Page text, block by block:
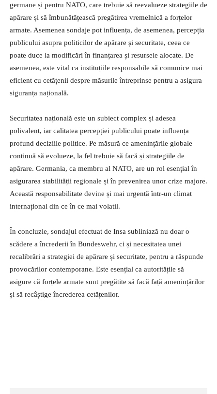
germane și pentru NATO, care trebuie să reevalueze strategiile de
apărare și să îmbunătățească pregătirea vremelnică a forțelor
armate. Asemenea sondaje pot influența, de asemenea, percepția
publicului asupra politicilor de apărare și securitate, ceea ce
poate duce la modificări în finanțarea și resursele alocate. De
asemenea, este vital ca instituțiile responsabile să comunice mai
eficient cu cetățenii despre măsurile întreprinse pentru a asigura
siguranța națională.
Securitatea națională este un subiect complex și adesea
polivalent, iar calitatea percepției publicului poate influența
profund deciziile politice. Pe măsură ce amenințările globale
continuă să evolueze, la fel trebuie să facă și strategiile de
apărare. Germania, ca membru al NATO, are un rol esențial în
asigurarea stabilității regionale și în prevenirea unor crize majore.
Această responsabilitate devine și mai urgentă într-un climat
internațional din ce în ce mai volatil.
În concluzie, sondajul efectuat de Insa subliniază nu doar o
scădere a încrederii în Bundeswehr, ci și necesitatea unei
recalibrări a strategiei de apărare și securitate, pentru a răspunde
provocărilor contemporane. Este esențial ca autoritățile să
asigure că forțele armate sunt pregătite să facă față amenințărilor
și să recâștige încrederea cetățenilor.